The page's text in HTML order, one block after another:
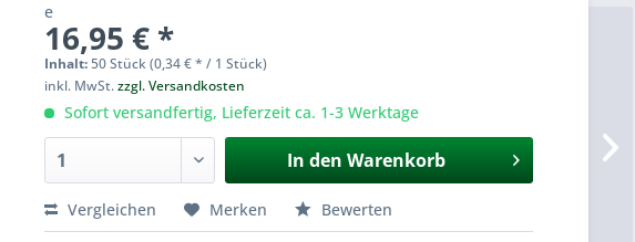
e
16,95 € *
Inhalt:50 Stück (0,34 € * / 1 Stück)
inkl. MwSt.zzgl. Versandkosten
Sofort versandfertig, Lieferzeit ca. 1-3 Werktage
In den Warenkorb
Vergleichen Merken Bewerten